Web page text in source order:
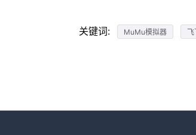
关键词: MuMu模拟器 飞